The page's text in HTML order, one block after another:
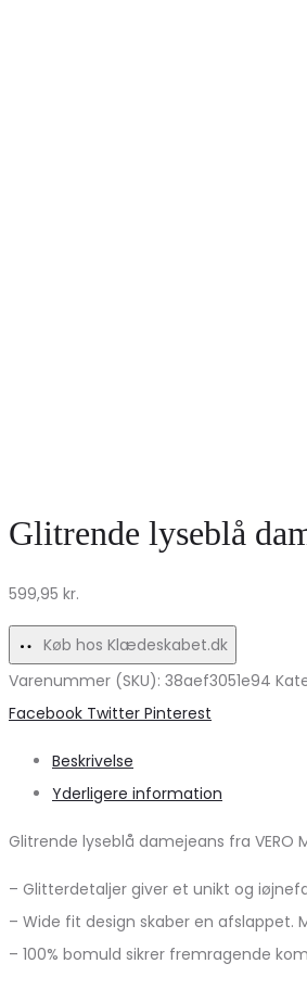
Glitrende lyseblå
599,95 kr.
Køb hos Klædeskabet.dk
Varenummer (SKU): 38aef3051e94
Share
Facebook Twitter Pinterest
Beskrivelse
Yderligere information
Glitrende lyseblå damejeans fra
– Glitterdetaljer giver et unikt og
– Wide fit design skaber en afslappet.
– 100% bomuld sikrer fremragende